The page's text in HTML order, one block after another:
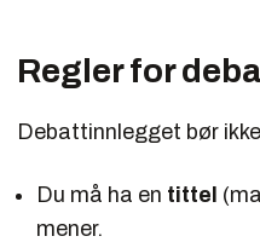
Regler for
Debattinnlegget bør
Du må ha en tittel
mener.